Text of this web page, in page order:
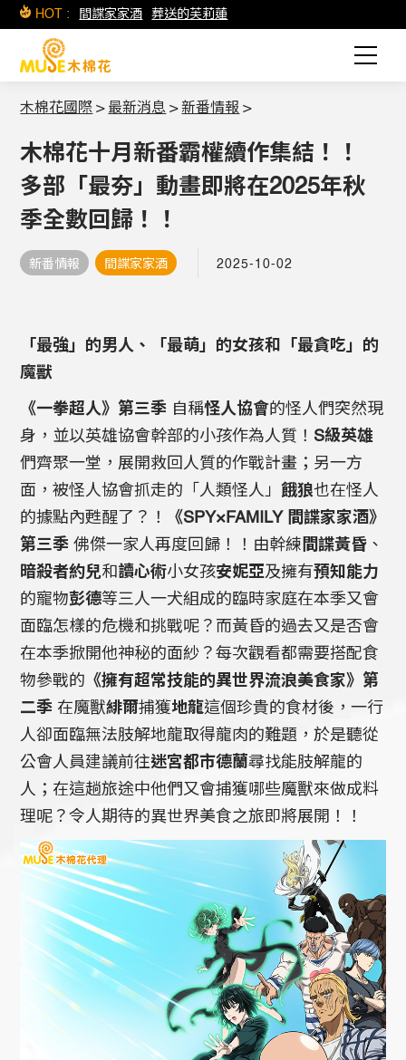
HOT : 間諜家家酒 葬送的芙莉蓮
木棉花國際 > 最新消息 >新番情報 >
木棉花十月新番霸權續作集結！！
多部「最夯」動畫即將在2025年秋
季全數回歸！！
新番情報 間諜家家酒 2025-10-02
「最強」的男人、「最萌」的女孩和「最貪吃」的
魔獸
《一拳超人》第三季 自稱怪人協會的怪人們突然現
身，並以英雄協會幹部的小孩作為人質！ S級英雄
們齊聚一堂，展開救回人質的作戰計畫；另一方
面，被怪人協會抓走的「人類怪人」餓狼也在怪人
的據點內甦醒了？！
《SPY×FAMILY 間諜家家酒》
第三季佛傑一家人再度回歸！！由幹練 間諜黃昏 、
暗殺者約兒和讀心術小女孩安妮亞及擁有預知能力
的寵物彭德等三人一犬組成的臨時家庭在本季又會
面臨怎樣的危機和挑戰呢？而黃昏的過去又是否會
在本季掀開他神秘的面紗？每次觀看都需要搭配食
物參戰的 《擁有超常技能的異世界流浪美食家》第
二季 在魔獸緋爾捕獲地龍這個珍貴的食材後，一行
人卻面臨無法肢解地龍取得龍肉的難題，於是聽從
公會人員建議前往迷宮都市德蘭尋找能肢解龍的
人；在這趟旅途中他們又會捕獲哪些魔獸來做成料
理呢？令人期待的異世界美食之旅即將展開！！